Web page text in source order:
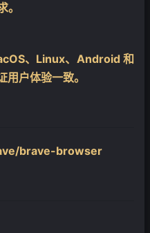
。
、Linux、Android 和
用户体验一致。
brave-browser